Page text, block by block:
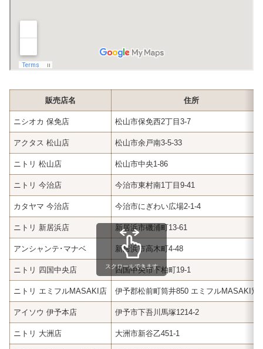
販売店名 住所
ニシオカ 保免店 松山市保免西2丁目3-7
アクタス 松山店 松山市余戸南3-5-33
ニトリ 松山店 松山市中央1-86
ニトリ 今治店 今治市東村南1丁目9-41
カタヤマ 今治店 今治市にぎわい広場2-1-4
ニトリ 新居浜店 新居浜市磯浦町13-61
アンシャンテ･マナベ 新居浜市高木町4-48
ニトリ 四国中央店 四国中央市下柏町19-1
ニトリ エミフルMASAKI店 伊予郡松前町筒井850 エミフルMASAKI別
アイソウ 伊予本店 伊予市下吾川馬塚1214-2
ニトリ 大洲店 大洲市新谷乙451-1
スクロールできます